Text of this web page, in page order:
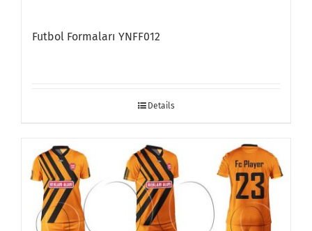
Futbol Formaları YNFF012
Details